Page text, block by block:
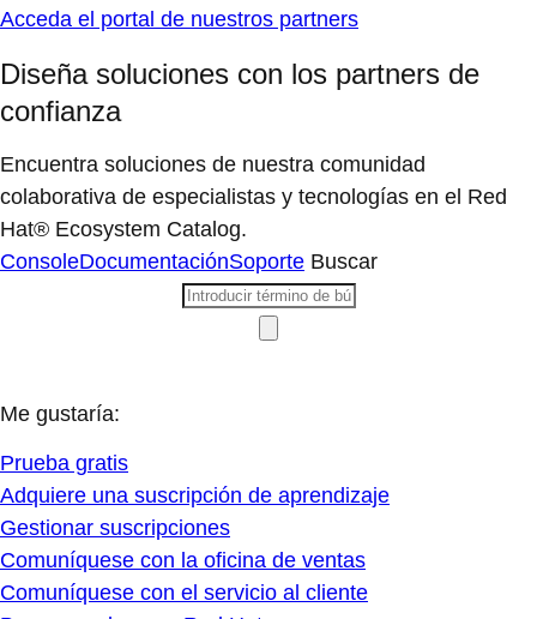
Acceda el portal de nuestros partners
Diseña soluciones con los partners de
confianza
Encuentra soluciones de nuestra comunidad
colaborativa de especialistas y tecnologías en el Red
Hat® Ecosystem Catalog.
ConsoleDocumentaciónSoporte Buscar
Me gustaría:
Prueba gratis
Adquiere una suscripción de aprendizaje
Gestionar suscripciones
Comuníquese con la oficina de ventas
Comuníquese con el servicio al cliente